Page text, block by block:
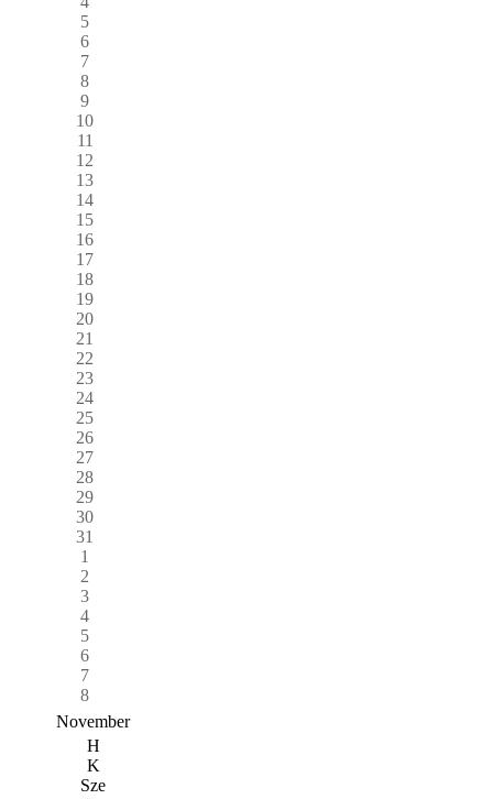
5
6
7
8
9
10
11
12
13
14
15
16
17
18
19
20
21
22
23
24
25
26
27
28
29
30
31
1
2
3
4
5
6
7
8
November
H
K
Sze